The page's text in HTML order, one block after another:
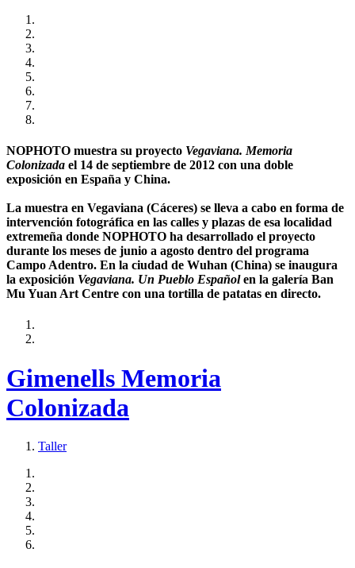
NOPHOTO muestra su proyecto Vegaviana. Memoria
Colonizada el 14 de septiembre de 2012 con una doble
exposición en España y China.
La muestra en Vegaviana (Cáceres) se lleva a cabo en forma de
intervención fotográfica en las calles y plazas de esa localidad
extremeña donde NOPHOTO ha desarrollado el proyecto
durante los meses de junio a agosto dentro del programa
Campo Adentro. En la ciudad de Wuhan (China) se inaugura
la exposición Vegaviana. Un Pueblo Españolen la galería Ban
Mu Yuan Art Centre con una tortilla de patatas en directo.
Gimenells Memoria
Colonizada
Taller